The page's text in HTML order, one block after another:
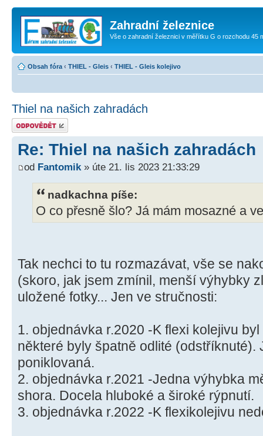
Zahradní železnice
Vše o zahradní železnici v měřítku G o rozchodu 45
Obsah fóra ‹ THIEL - Gleis ‹ THIEL - Gleis kolejivo
Thiel na našich zahradách
Odeslat odpověď
Re: Thiel na našich zahradách
od Fantomik » úte 21. lis 2023 21:33:29
nadkachna píše:
O co přesně šlo? Já mám mosazné a
Tak nechci to tu rozmazávat, vše se
(skoro, jak jsem zmínil, menší výhybky
uložené fotky... Jen ve stručnosti:
1. objednávka r.2020 -K flexi kolejivu
některé byly špatně odlité (odstříknuté).
poniklovaná.
2. objednávka r.2021 -Jedna výhybka
shora. Docela hluboké a široké rýpnutí.
3. objednávka r.2022 -K flexikolejivu